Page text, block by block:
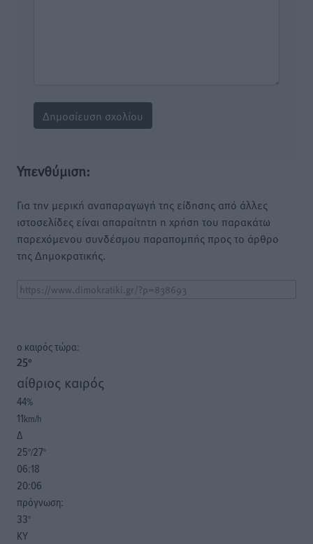
Υπενθύμιση:
Για την μερική αναπαραγωγή της είδησης από άλλες
ιστοσελίδες είναι απαραίτητη η χρήση του παρακάτω
παρεχόμενου συνδέσμου παραπομπής προς το άρθρο
της Δημοκρατικής.
o καιρός τώρα:
25°
αίθριος καιρός
44%
11km/h
Δ
25°/27°
06:18
20:06
πρόγνωση:
33°
ΚΥ